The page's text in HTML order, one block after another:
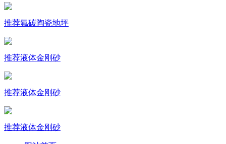
推荐氟碳陶瓷地坪
推荐液体金刚砂
推荐液体金刚砂
推荐液体金刚砂